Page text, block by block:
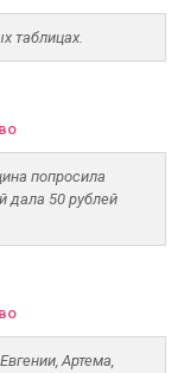
таблицах.
попросила
дала 50 рублей
Артема,